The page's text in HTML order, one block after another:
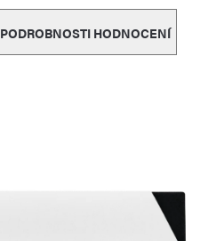
PODROBNOSTI HODNOCENÍ